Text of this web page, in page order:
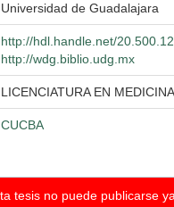
Universidad de Guadalajara
http://hdl.handle.net/
http://wdg.biblio.udg.mx
LICENCIATURA EN
CUCBA
tesis no puede publicarse